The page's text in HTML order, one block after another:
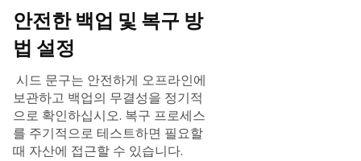
안전한 백업 및 복구 방
법 설정
시드 문구는 안전하게 오프라인에
보관하고 백업의 무결성을 정기적
으로 확인하십시오. 복구 프로세스
를 주기적으로 테스트하면 필요할
때 자산에 접근할 수 있습니다.